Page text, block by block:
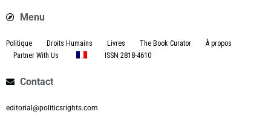
Menu
Politique Droits Humains Livres The Book Curator
À propos
Partner With Us
ISSN 2818-4610
Contact
editorial@politicsrights.com